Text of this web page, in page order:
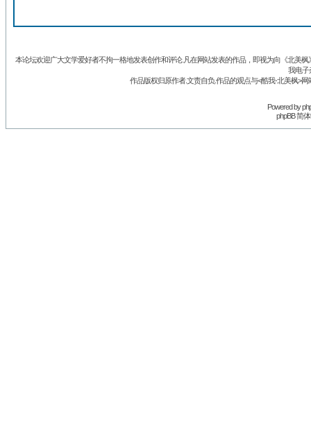
本论坛欢迎广大文学爱好者不拘一格地发表创作和评论.凡在网站发表的作品，即视为向《北美
我电子
作品版权归原作者.文责自负.作品的观点与<酷我-北美枫>
Powered by
phpBB 简